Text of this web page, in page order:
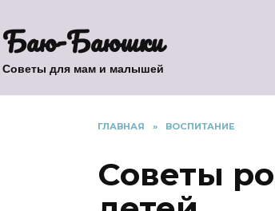
к
содержанию
Баю-Баюшки
Советы для мам и малышей
ГЛАВНАЯ » ВОСПИТАНИЕ
Советы